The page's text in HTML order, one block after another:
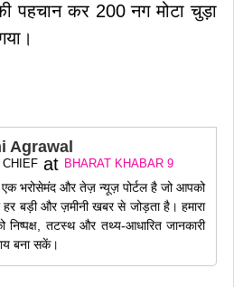
पहचान कर 200 नग मोटा चुड़ा
Agrawal
CHIEF at BHARAT KHABAR 9
भरोसेमंद और तेज़ न्यूज़ पोर्टल है जो आपको
हर बड़ी और ज़मीनी खबर से जोड़ता है। हमारा
निष्पक्ष, तटस्थ और तथ्य-आधारित जानकारी
बना सकें।